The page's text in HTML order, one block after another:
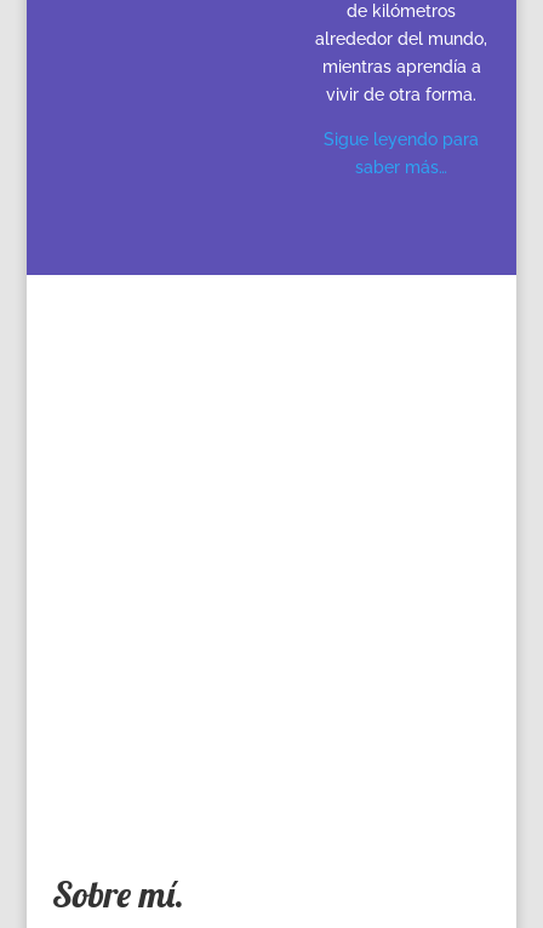
de kilómetros
alrededor del mundo,
mientras aprendía a
vivir de otra forma.
Sigue leyendo para
saber más…
Sobre mí.